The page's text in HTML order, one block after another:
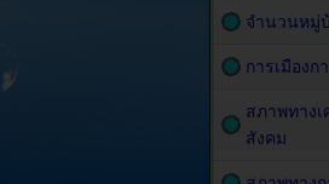
จำนวนหมู่
การเมืองก
สภาพทาง
สังคม